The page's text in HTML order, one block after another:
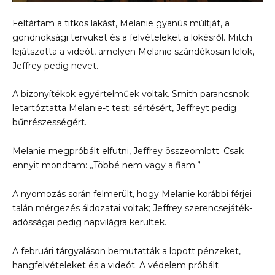
Feltártam a titkos lakást, Melanie gyanús múltját, a
gondnoksági tervüket és a felvételeket a lökésről. Mitch
lejátszotta a videót, amelyen Melanie szándékosan lelök,
Jeffrey pedig nevet.
A bizonyítékok egyértelműek voltak. Smith parancsnok
letartóztatta Melanie-t testi sértésért, Jeffreyt pedig
bűnrészességért.
Melanie megpróbált elfutni, Jeffrey összeomlott. Csak
ennyit mondtam: „Többé nem vagy a fiam.”
A nyomozás során felmerült, hogy Melanie korábbi férjei
talán mérgezés áldozatai voltak; Jeffrey szerencsejáték-
adósságai pedig napvilágra kerültek.
A februári tárgyaláson bemutatták a lopott pénzeket,
hangfelvételeket és a videót. A védelem próbált